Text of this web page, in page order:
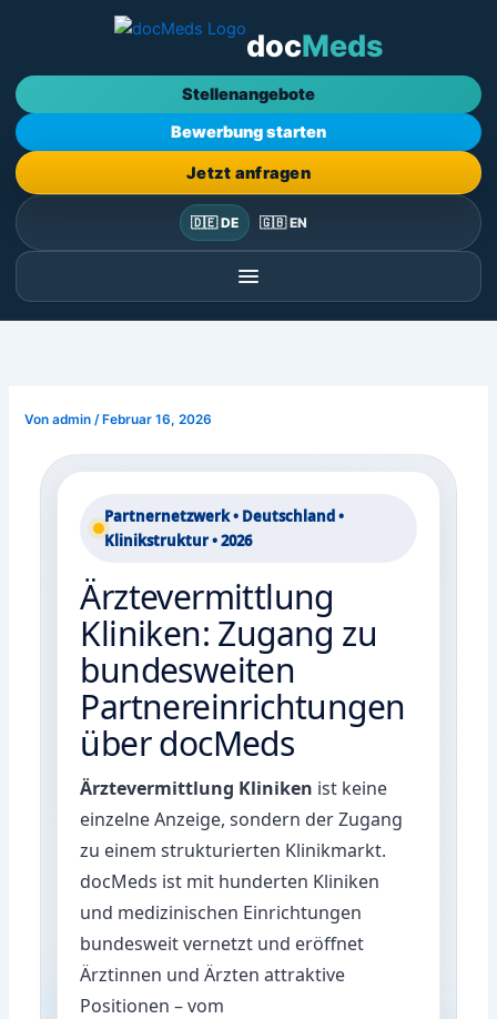
docMeds
Stellenangebote
Bewerbung starten
Jetzt anfragen
🇩🇪 DE 🇬🇧 EN
Vonadmin /Februar 16, 2026
Partnernetzwerk • Deutschland •
Klinikstruktur • 2026
Ärztevermittlung
Kliniken: Zugang zu
bundesweiten
Partnereinrichtungen
über docMeds
Ärztevermittlung Kliniken ist keine
einzelne Anzeige, sondern der Zugang
zu einem strukturierten Klinikmarkt.
docMeds ist mit hunderten Kliniken
und medizinischen Einrichtungen
bundesweit vernetzt und eröffnet
Ärztinnen und Ärzten attraktive
Positionen – vom